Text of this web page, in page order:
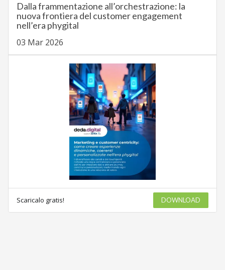
Dalla frammentazione all’orchestrazione: la
nuova frontiera del customer engagement
nell’era phygital
03 Mar 2026
Scaricalo gratis! DOWNLOAD